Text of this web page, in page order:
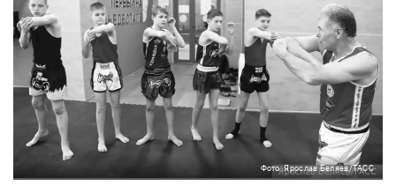
Фото: Ярослав Беляев/ТАСС